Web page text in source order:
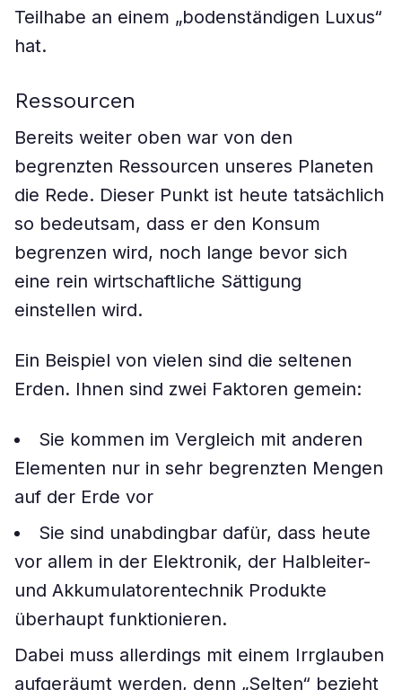
Teilhabe an einem „bodenständigen Luxus“
hat.
Ressourcen
Bereits weiter oben war von den
begrenzten Ressourcen unseres Planeten
die Rede. Dieser Punkt ist heute tatsächlich
so bedeutsam, dass er den Konsum
begrenzen wird, noch lange bevor sich
eine rein wirtschaftliche Sättigung
einstellen wird.
Ein Beispiel von vielen sind die seltenen
Erden. Ihnen sind zwei Faktoren gemein:
Sie kommen im Vergleich mit anderen
Elementen nur in sehr begrenzten Mengen
auf der Erde vor
Sie sind unabdingbar dafür, dass heute
vor allem in der Elektronik, der Halbleiter-
und Akkumulatorentechnik Produkte
überhaupt funktionieren.
Dabei muss allerdings mit einem Irrglauben
aufgeräumt werden, denn „Selten“ bezieht